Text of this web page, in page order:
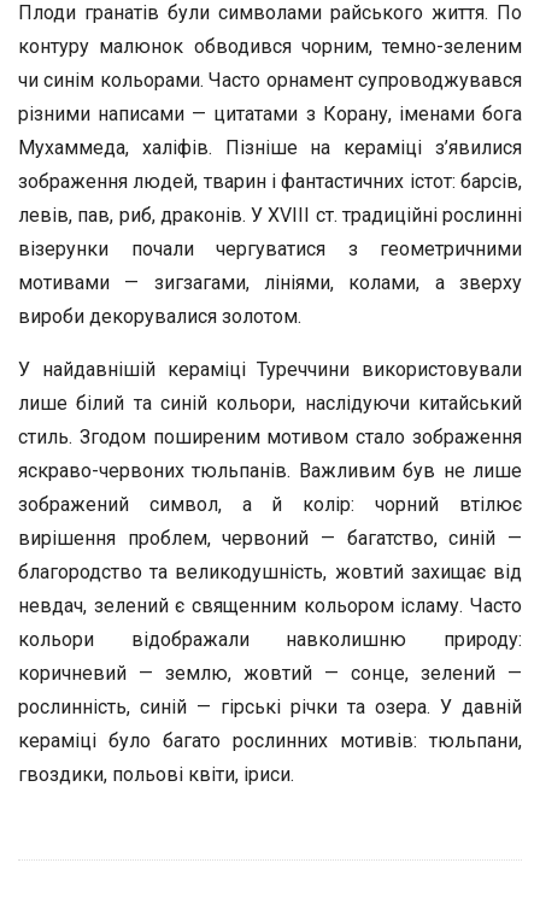
Плоди гранатів були символами райського життя. По
контуру малюнок обводився чорним, темно-зеленим
чи синім кольорами. Часто орнамент супроводжувався
різними написами — цитатами з Корану, іменами бога
Мухаммеда, халіфів. Пізніше на кераміці з’явилися
зображення людей, тварин і фантастичних істот: барсів,
левів, пав, риб, драконів. У XVIII ст. традиційні рослинні
візерунки почали чергуватися з геометричними
мотивами — зигзагами, лініями, колами, а зверху
вироби декорувалися золотом.
У найдавнішій кераміці Туреччини використовували
лише білий та синій кольори, наслідуючи китайський
стиль. Згодом поширеним мотивом стало зображення
яскраво-червоних тюльпанів. Важливим був не лише
зображений символ, а й колір: чорний втілює
вирішення проблем, червоний — багатство, синій —
благородство та великодушність, жовтий захищає від
невдач, зелений є священним кольором ісламу. Часто
кольори відображали навколишню природу:
коричневий — землю, жовтий — сонце, зелений —
рослинність, синій — гірські річки та озера. У давній
кераміці було багато рослинних мотивів: тюльпани,
гвоздики, польові квіти, іриси.